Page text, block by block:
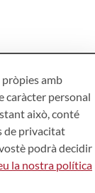
amb
caràcter personal
això, conté
de privacitat
podrà decidir
la nostra política